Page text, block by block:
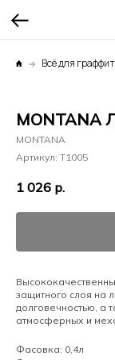
Всё для
MONTANA
MONTANA
Артикул: T1005
1 026 р.
защитного слоя на
долговечностью, а
атмосферных и
Фасовка: 0,4л